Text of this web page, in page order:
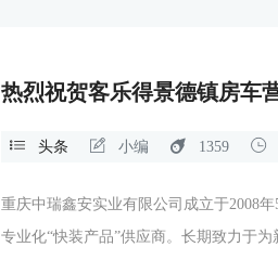
热烈祝贺客乐得景德镇房车
头条 小编 1359
重庆中瑞鑫安实业有限公司成立于2008
专业化“快装产品”供应商。 长期致力于为